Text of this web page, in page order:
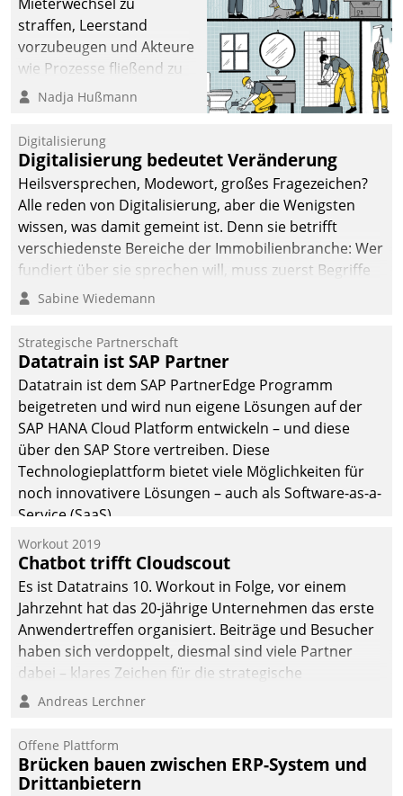
straffen, Leerstand
vorzubeugen und Akteure
wie Prozesse fließend zu
vernetzen, nutzt die
Jahresbeginn eine
Überblick, Einsicht und
Eingriff bietende Lösung.
Zur Entwicklung setzte
man auf
Cloudtechnologie,
bewährte und Startup-
agile Projektmethoden.
Nadja Hußmann
Digitalisierung
Digitalisierung bedeutet Veränderung
Heilsversprechen, Modewort, großes Fragezeichen?
Alle reden von Digitalisierung, aber die Wenigsten
wissen, was damit gemeint ist. Denn sie betrifft
verschiedenste Bereiche der Immobilienbranche: Wer
fundiert über sie sprechen will, muss zuerst Begriffe
klären. Ein Aspekt ist die betriebliche Optimierung:
Einsparungen durch optimierte und automatisierte
Prozesse. Doch man darf nicht zu viel erwarten: Allein
mit der Einführung einer neuen Software ist es nicht
getan. Die Digitalisierung erfordert von Unternehmen
die Bereitschaft, sich zu überprüfen, zu hinterfragen
und zu verändern.
Sabine Wiedemann
Strategische Partnerschaft
Datatrain ist SAP Partner
Datatrain ist dem SAP PartnerEdge Programm
beigetreten und wird nun eigene Lösungen auf der
SAP HANA Cloud Platform entwickeln – und diese
über den SAP Store vertreiben. Diese
Technologieplattform bietet viele Möglichkeiten für
noch innovativere Lösungen – auch als Software-as-a-
Service (SaaS).
Workout 2019
Chatbot trifft Cloudscout
Es ist Datatrains 10. Workout in Folge, vor einem
Jahrzehnt hat das 20-jährige Unternehmen das erste
Anwendertreffen organisiert. Beiträge und Besucher
haben sich verdoppelt, diesmal sind viele Partner
dabei – klares Zeichen für die strategische
Fokussierung auf den Kunden.
Andreas Lerchner
Offene Plattform
Brücken bauen zwischen ERP-System und
Drittanbietern